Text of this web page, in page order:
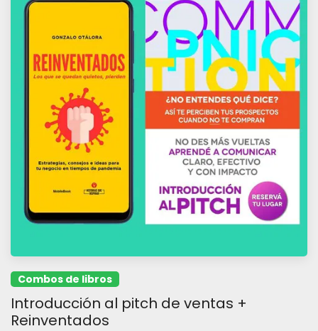
Combos de libros
Introducción al pitch de ventas +
Reinventados